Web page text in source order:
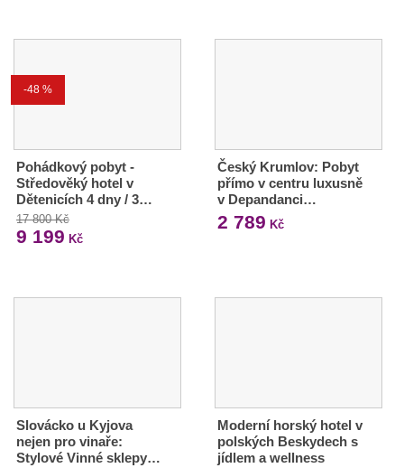
-48 %
Pohádkový pobyt -
Středověký hotel v
Dětenicích 4 dny / 3…
17 800 Kč
9 199 Kč
Český Krumlov: Pobyt
přímo v centru luxusně
v Depandanci…
2 789 Kč
Slovácko u Kyjova
nejen pro vinaře:
Stylové Vinné sklepy…
Moderní horský hotel v
polských Beskydech s
jídlem a wellness